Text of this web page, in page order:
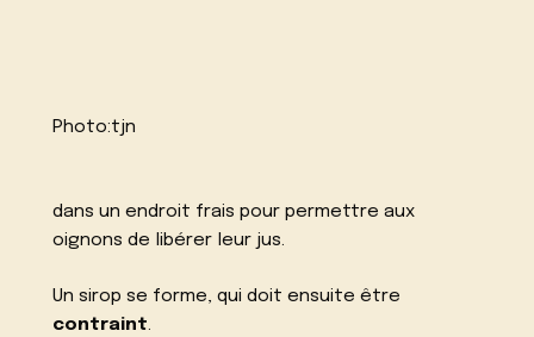
Photo:tjn
dans un endroit frais pour permettre aux
oignons de libérer leur jus.
Un sirop se forme, qui doit ensuite être
contraint.